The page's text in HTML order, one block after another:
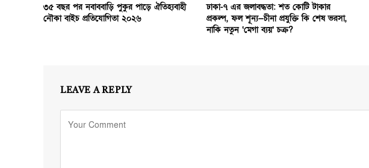
৩৫ বছর পর নবাববাড়ি পুকুর পাড়ে ঐতিহ্যবাহী
নৌকা বাইচ প্রতিযোগিতা ২০২৬
ঢাকা-৭ এর জলাবদ্ধতা: শত কোটি টাকার
প্রকল্প, ফল শূন্য—চীনা প্রযুক্তি কি শেষ ভরসা,
নাকি নতুন ‘মেগা ব্যয়’ চক্র?
LEAVE A REPLY